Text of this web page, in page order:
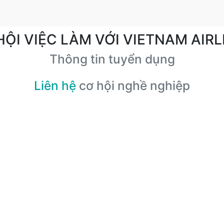
VIỆC LÀM VỚI VIETNAM
Thông tin tuyển dụng
Liên hệ cơ hội nghề nghiệp